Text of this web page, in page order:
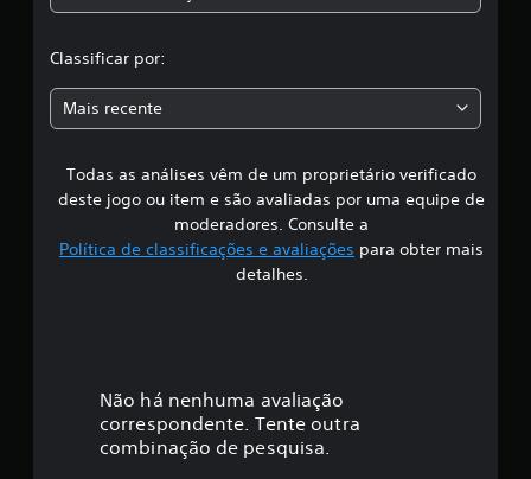
c
a
s
s
Classificar por:
Mais recente
Todas as análises vêm de um proprietário verificado
deste jogo ou item e são avaliadas por uma equipe de
moderadores. Consulte a
Política de classificações e avaliações para obter mais
detalhes.
Não há nenhuma avaliação
correspondente. Tente outra
combinação de pesquisa.